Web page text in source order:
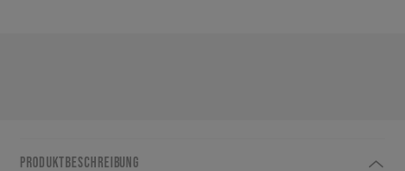
PRODUKTBESCHREIBUNG